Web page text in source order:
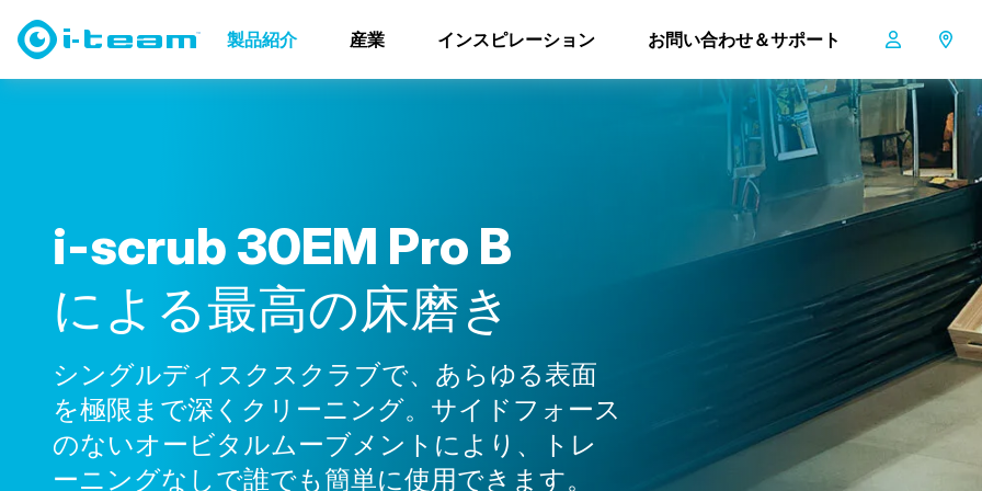
製品紹介 産業 インスピレーション お問い合わせ＆サポート
床と表面 i-scrub 30EM B Pro
i-scrub30EM Pro B
によ る最高の床磨き
シングルディスクスクラブで、あらゆる表面
を極限まで深くクリーニング。サイドフォース
のないオービタルムーブメントにより、トレ
ーニングなしで誰でも簡単に使用できます。
i-scrub 30EM B